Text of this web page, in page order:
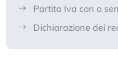
Partita Iva con o
Dichiarazione dei